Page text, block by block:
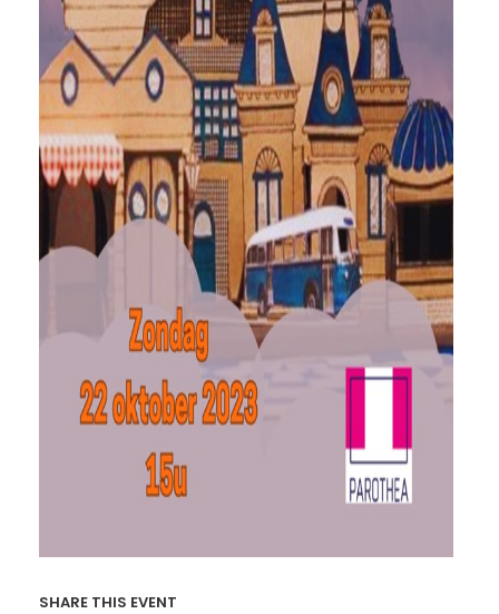
SHARE THIS EVENT